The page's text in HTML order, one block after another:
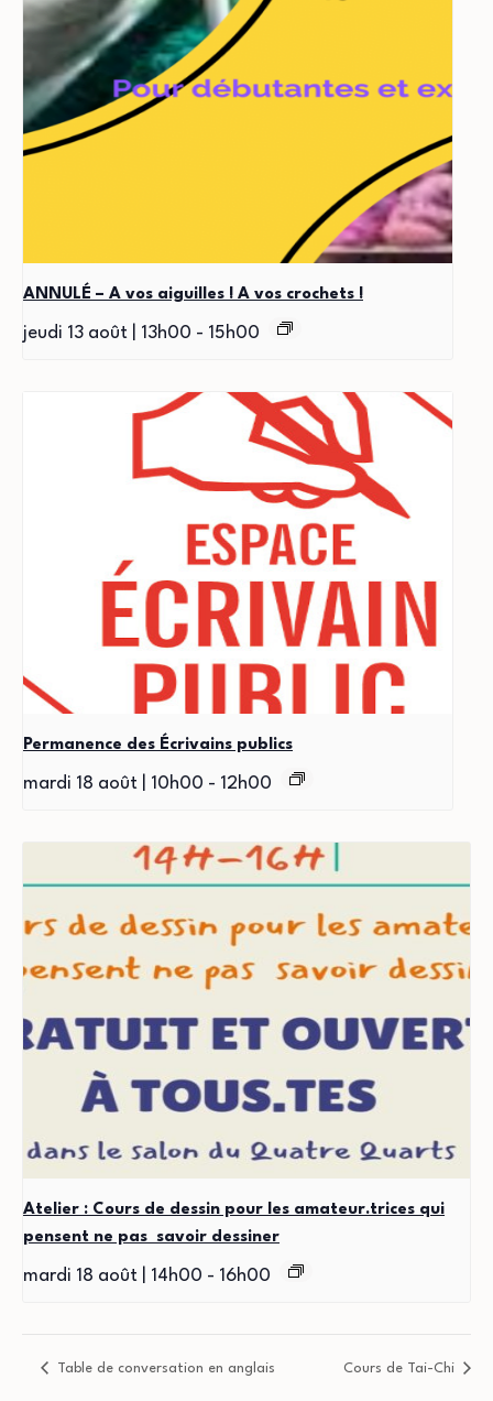
ANNULÉ – A vos aiguilles ! A vos crochets !
jeudi 13 août | 13h00 - 15h00
Permanence des Écrivains publics
mardi 18 août | 10h00 - 12h00
Atelier : Cours de dessin pour les amateur.trices qui
pensent ne pas savoir dessiner
mardi 18 août | 14h00 - 16h00
Table de conversation en anglais Cours de Tai-Chi